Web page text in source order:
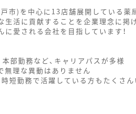
市)を中心に13店舗展開している薬
活に貢献することを企業理念に掲げ
愛される会社を目指しています！
部勤務など、キャリアパスが多様
理な異動はありません
短勤務で活躍している方もたくさ